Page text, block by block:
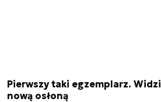
Pierwszy taki egzemplarz.
nową osłoną